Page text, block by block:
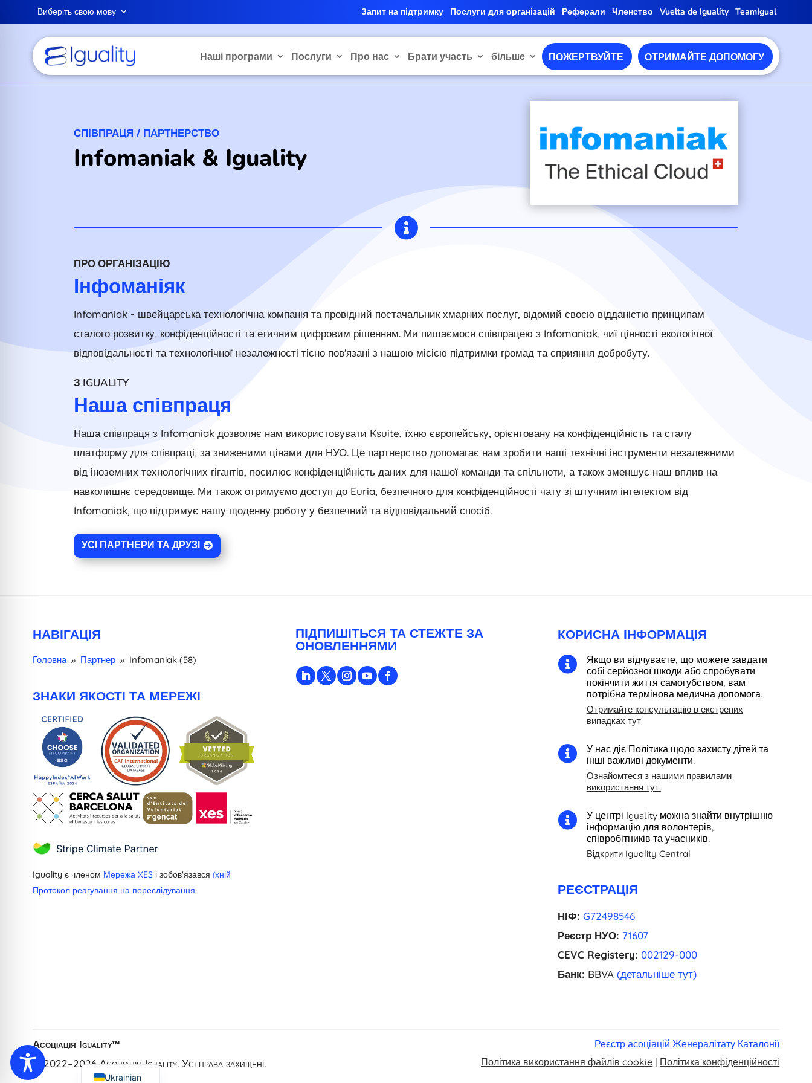
Виберіть свою мову Запит на підтримку Послуги для організацій Реферали Членство Vuelta de Iguality TeamIgual
Наші програми Послуги Про нас Брати участь більше ПОЖЕРТВУЙТЕ ОТРИМАЙТЕ ДОПОМОГУ
СПІВПРАЦЯ / ПАРТНЕРСТВО
Infomaniak & Iguality

ПРО ОРГАНІЗАЦІЮ
Інфоманіяк
Infomaniak - швейцарська технологічна компанія та провідний постачальник хмарних послуг, відомий своєю відданістю принципам
сталого розвитку, конфіденційності та етичним цифровим рішенням. Ми пишаємося співпрацею з Infomaniak, чиї цінності екологічної
відповідальності та технологічної незалежності тісно пов'язані з нашою місією підтримки громад та сприяння добробуту.
З IGUALITY
Наша співпраця
Наша співпраця з Infomaniak дозволяє нам використовувати Ksuite, їхню європейську, орієнтовану на конфіденційність та сталу
платформу для співпраці, за зниженими цінами для НУО. Це партнерство допомагає нам зробити наші технічні інструменти незалежними
від іноземних технологічних гігантів, посилює конфіденційність даних для нашої команди та спільноти, а також зменшує наш вплив на
навколишнє середовище. Ми також отримуємо доступ до Euria, безпечного для конфіденційності чату зі штучним інтелектом від
Infomaniak, що підтримує нашу щоденну роботу у безпечний та відповідальний спосіб.
УСІ ПАРТНЕРИ ТА ДРУЗІ
НАВІГАЦІЯ
Головна 9 Партнер 9 Infomaniak (58)
ЗНАКИ ЯКОСТІ ТА МЕРЕЖІ
Iguality є членом Мережа XESі зобов'язався їхній
Протокол реагування на переслідування.
ПІДПИШІТЬСЯ ТА СТЕЖТЕ ЗА
ОНОВЛЕННЯМИ
КОРИСНА ІНФОРМАЦІЯ

Якщо ви відчуваєте, що можете завдати
собі серйозної шкоди або спробувати
покінчити життя самогубством, вам
потрібна термінова медична допомога.
Отримайте консультацію в екстрених
випадках тут

У нас діє Політика щодо захисту дітей та
інші важливі документи.
Ознайомтеся з нашими правилами
використання тут.

У центрі Iguality можна знайти внутрішню
інформацію для волонтерів,
співробітників та учасників.
Відкрити Iguality Central
РЕЄСТРАЦІЯ
НІФ: G72498546
Реєстр НУО: 71607
CEVC Registery: 002129-000
Банк: BBVA(детальніше тут)
Асоціація Iguality™
© 2022–2026 Асоціація Iguality. Усі права захищені.
Реєстр асоціацій Женералітату Каталонії
Політика використання файлів cookie | Політика конфіденційності
Ukrainian